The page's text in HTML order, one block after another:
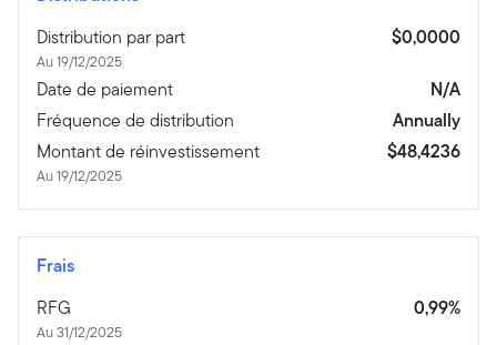
Distribution par part
Au 19/12/2025
$0,0000
Date de paiement
N/A
Fréquence de distribution
Annually
Montant de réinvestissement
Au 19/12/2025
$48,4236
Frais
RFG
Au 31/12/2025
0,99%